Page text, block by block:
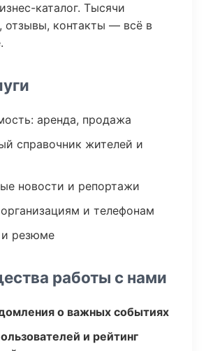
каталог. Тысячи
отзывы, контакты — всё в
аренда, продажа
справочник жителей и
новости и репортажи
и телефонам
и резюме
работы с нами
о важных событиях
и рейтинг